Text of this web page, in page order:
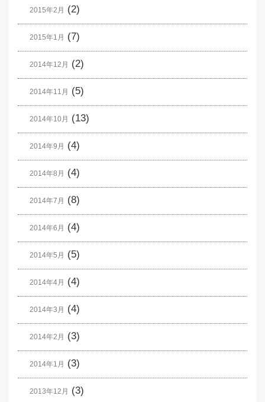
2015年2月 (2)
2015年1月 (7)
2014年12月 (2)
2014年11月 (5)
2014年10月 (13)
2014年9月 (4)
2014年8月 (4)
2014年7月 (8)
2014年6月 (4)
2014年5月 (5)
2014年4月 (4)
2014年3月 (4)
2014年2月 (3)
2014年1月 (3)
2013年12月 (3)